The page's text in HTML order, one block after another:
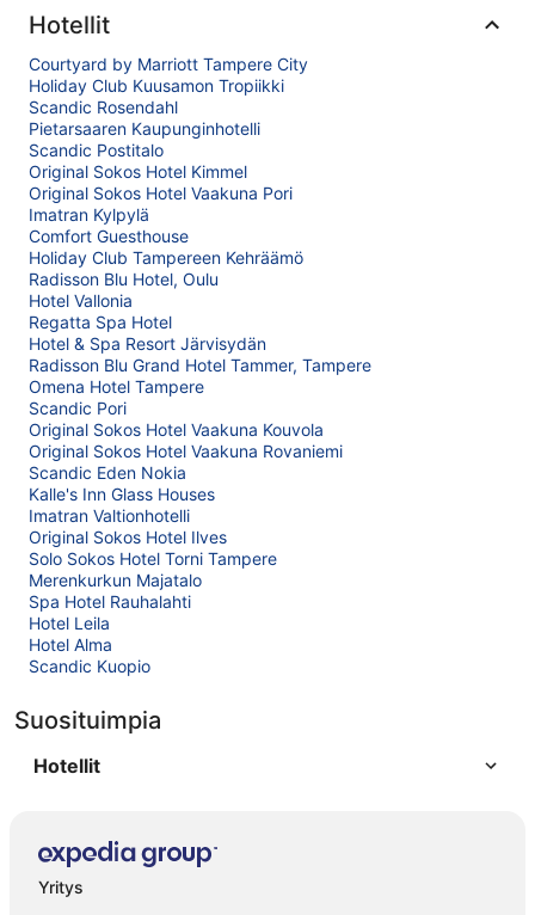
Hotellit
Courtyard by Marriott Tampere City
Holiday Club Kuusamon Tropiikki
Scandic Rosendahl
Pietarsaaren Kaupunginhotelli
Scandic Postitalo
Original Sokos Hotel Kimmel
Original Sokos Hotel Vaakuna Pori
Imatran Kylpylä
Comfort Guesthouse
Holiday Club Tampereen Kehräämö
Radisson Blu Hotel, Oulu
Hotel Vallonia
Regatta Spa Hotel
Hotel & Spa Resort Järvisydän
Radisson Blu Grand Hotel Tammer, Tampere
Omena Hotel Tampere
Scandic Pori
Original Sokos Hotel Vaakuna Kouvola
Original Sokos Hotel Vaakuna Rovaniemi
Scandic Eden Nokia
Kalle's Inn Glass Houses
Imatran Valtionhotelli
Original Sokos Hotel Ilves
Solo Sokos Hotel Torni Tampere
Merenkurkun Majatalo
Spa Hotel Rauhalahti
Hotel Leila
Hotel Alma
Scandic Kuopio
Suosituimpia
Hotellit
Yritys